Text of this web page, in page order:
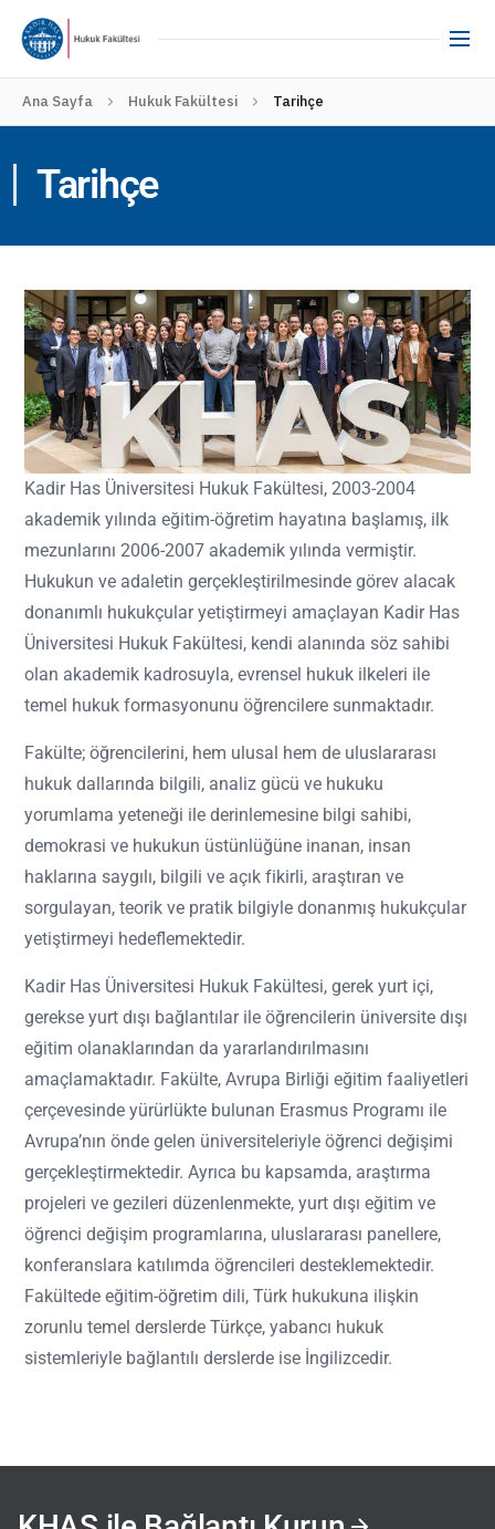
Ana Sayfa Hukuk Fakültesi Tarihçe
Tarihçe
Kadir Has Üniversitesi Hukuk Fakültesi, 2003-2004
akademik yılında eğitim-öğretim hayatına başlamış, ilk
mezunlarını 2006-2007 akademik yılında vermiştir.
Hukukun ve adaletin gerçekleştirilmesinde görev alacak
donanımlı hukukçular yetiştirmeyi amaçlayan Kadir Has
Üniversitesi Hukuk Fakültesi, kendi alanında söz sahibi
olan akademik kadrosuyla, evrensel hukuk ilkeleri ile
temel hukuk formasyonunu öğrencilere sunmaktadır.
Fakülte; öğrencilerini, hem ulusal hem de uluslararası
hukuk dallarında bilgili, analiz gücü ve hukuku
yorumlama yeteneği ile derinlemesine bilgi sahibi,
demokrasi ve hukukun üstünlüğüne inanan, insan
haklarına saygılı, bilgili ve açık fikirli, araştıran ve
sorgulayan, teorik ve pratik bilgiyle donanmış hukukçular
yetiştirmeyi hedeflemektedir.
Kadir Has Üniversitesi Hukuk Fakültesi, gerek yurt içi,
gerekse yurt dışı bağlantılar ile öğrencilerin üniversite dışı
eğitim olanaklarından da yararlandırılmasını
amaçlamaktadır. Fakülte, Avrupa Birliği eğitim faaliyetleri
çerçevesinde yürürlükte bulunan Erasmus Programı ile
Avrupa’nın önde gelen üniversiteleriyle öğrenci değişimi
gerçekleştirmektedir. Ayrıca bu kapsamda, araştırma
projeleri ve gezileri düzenlenmekte, yurt dışı eğitim ve
öğrenci değişim programlarına, uluslararası panellere,
konferanslara katılımda öğrencileri desteklemektedir.
Fakültede eğitim-öğretim dili, Türk hukukuna ilişkin
zorunlu temel derslerde Türkçe, yabancı hukuk
sistemleriyle bağlantılı derslerde ise İngilizcedir.